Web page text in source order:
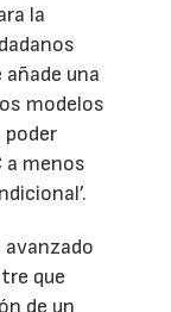
la
una
modelos
a menos
que
de un